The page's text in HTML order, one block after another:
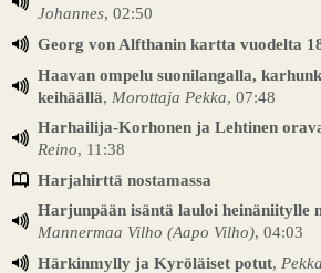
Johannes, 02:50
Georg von Alfthanin kartta vuodelta
Haavan ompelu suonilangalla,
keihäällä, Morottaja Pekka, 07:48
Harhailija-Korhonen ja Lehtinen
Reino, 11:38
Harjahirttä nostamassa
Harjunpään isäntä lauloi heinäniitylle
Mannermaa Vilho (Aapo Vilho), 04:03
Härkinmylly ja Kyröläiset potut,